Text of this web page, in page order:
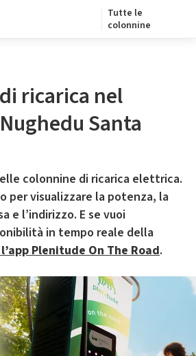
Tutte le
colonnine
ricarica nel
Santa
colonnine di ricarica elettrica.
per visualizzare la potenza, la
e l’indirizzo. E se vuoi
in tempo reale della
Plenitude On The Road.